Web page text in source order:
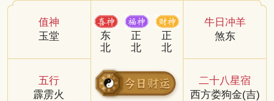
值神
玉堂
五行
霹雳火
东
北
正
北
正
北
牛日冲羊
煞东
二十八星宿
西方娄狗金(吉)